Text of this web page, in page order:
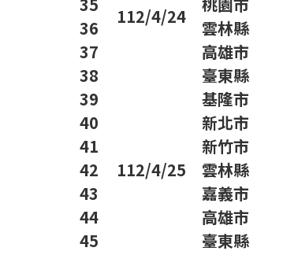
112/4/24
36
雲林縣
37
高雄市
38
臺東縣
39
112/4/25
基隆市
40
新北市
41
新竹市
42
雲林縣
43
嘉義市
44
高雄市
45
臺東縣